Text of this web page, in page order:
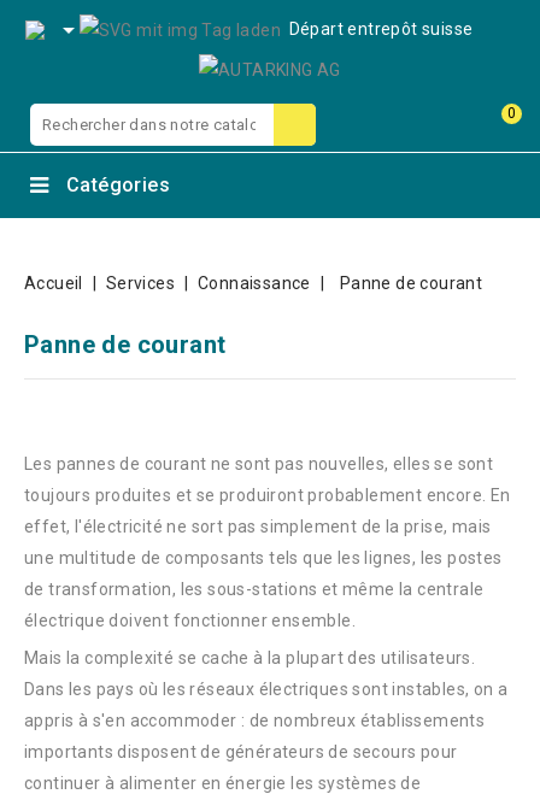
Départ entrepôt suisse
0

Catégories
Accueil Services Connaissance Panne de courant
Panne de courant
Les pannes de courant ne sont pas nouvelles, elles se sont
toujours produites et se produiront probablement encore. En
effet, l'électricité ne sort pas simplement de la prise, mais
une multitude de composants tels que les lignes, les postes
de transformation, les sous-stations et même la centrale
électrique doivent fonctionner ensemble.
Mais la complexité se cache à la plupart des utilisateurs.
Dans les pays où les réseaux électriques sont instables, on a
appris à s'en accommoder : de nombreux établissements
importants disposent de générateurs de secours pour
continuer à alimenter en énergie les systèmes de